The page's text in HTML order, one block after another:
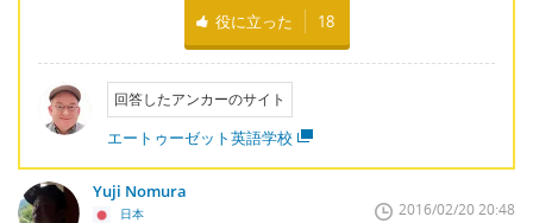
役に立った 18
回答したアンカーのサイト
エートゥーゼット英語学校
Yuji Nomura
日本 2016/02/20 20:48